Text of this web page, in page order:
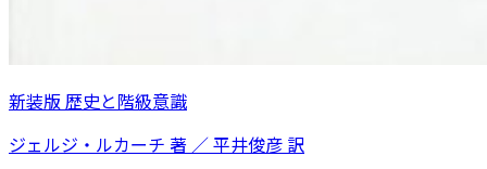
新装版 歴史と階級意識
ジェルジ・ルカーチ 著 ／ 平井俊彦 訳